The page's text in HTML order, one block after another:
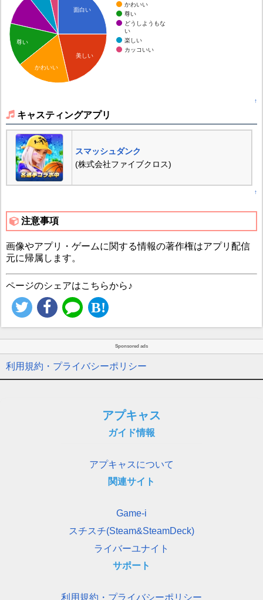
かわいい
尊い
どうしようもな
い
楽しい
カッコいい
面白い
美しい
尊い
かわいい
↑
キャスティングアプリ
スマッシュダンク
(株式会社ファイブクロス)
↑
注意事項
画像やアプリ・ゲームに関する情報の著作権はアプリ配信
元に帰属します。
ページのシェアはこちらから♪
Sponsored ads
利用規約・プライバシーポリシー
アプキャス
ガイド情報
アプキャスについて
関連サイト
Game-i
スチスチ(Steam&SteamDeck)
ライバーユナイト
サポート
利用規約・プライバシーポリシー